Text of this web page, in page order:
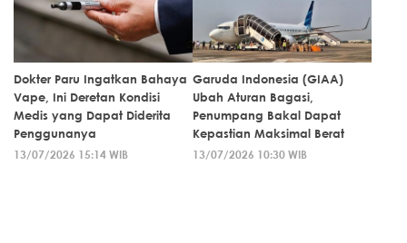
Dokter Paru Ingatkan Bahaya
Vape, Ini Deretan Kondisi
Medis yang Dapat Diderita
Penggunanya
13/07/2026 15:14 WIB
Garuda Indonesia (GIAA)
Ubah Aturan Bagasi,
Penumpang Bakal Dapat
Kepastian Maksimal Berat
13/07/2026 10:30 WIB